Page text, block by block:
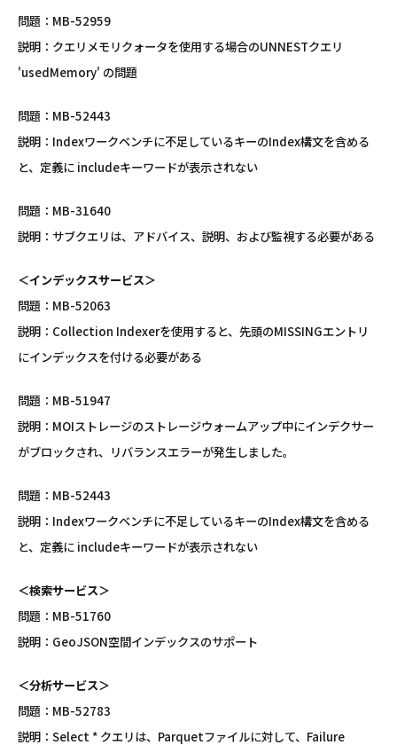
問題：MB-52959
説明：クエリメモリクォータを使用する場合のUNNESTクエリ
'usedMemory' の問題
問題：MB-52443
説明：Indexワークベンチに不足しているキーのIndex構文を含める
と、定義に includeキーワードが表示されない
問題：MB-31640
説明：サブクエリは、アドバイス、説明、および監視する必要がある
＜インデックスサービス＞
問題：MB-52063
説明：Collection Indexerを使用すると、先頭のMISSINGエントリ
にインデックスを付ける必要がある
問題：MB-51947
説明：MOIストレージのストレージウォームアップ中にインデクサー
がブロックされ、リバランスエラーが発生しました。
問題：MB-52443
説明：Indexワークベンチに不足しているキーのIndex構文を含める
と、定義に includeキーワードが表示されない
＜検索サービス＞
問題：MB-51760
説明：GeoJSON空間インデックスのサポート
＜分析サービス＞
問題：MB-52783
説明：Select * クエリは、Parquetファイルに対して、Failure